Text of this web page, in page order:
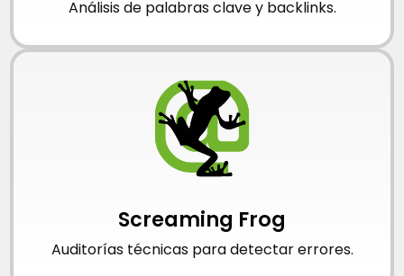
Análisis de palabras clave y backlinks.
Screaming Frog
Auditorías técnicas para detectar errores.